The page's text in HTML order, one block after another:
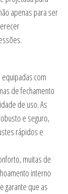
apenas para ser
com
de fechamento
de uso. As
e seguro,
rápidos e
muitas de
interno
garante que as